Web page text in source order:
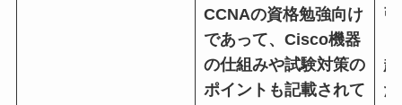
CCNAの資格勉強向け
であって、Cisco機器
の仕組みや試験対策の
ポイントも記載されて